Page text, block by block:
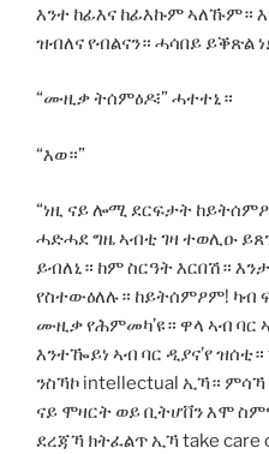
እንተ ከፊእና ከፊእኩም ኣለኹም።
ዝብለና የብልናን። ሓሳበይ ይቕጽል
“ሙዚቃ ትሰምዕዶ፧” ሓተተኒ።
“እወ።”
“ነዚ ናይ ሎሚ ደርፍታት
ሓድሓደ ግዜ ኣብቲ ገዛ ተወሊዑ
ይብለኒ። ከም ስርዓት እርበሽ።
የስተውዕለሉ። ከይትሰምዖም!
ሙዚቃ የሕምመካ’ዩ። ዋላ ኣብ ባር
እንተዀይነ ኣብ ባር ዲያና’የ ዝሰቲ።
ንስኻኮ intellectual ኢኻ።
ናይ ሞዛርት ወይ ቢትሆቨን እሞ
ደረጃኻ ክትፈልጥ ኢኻ take care